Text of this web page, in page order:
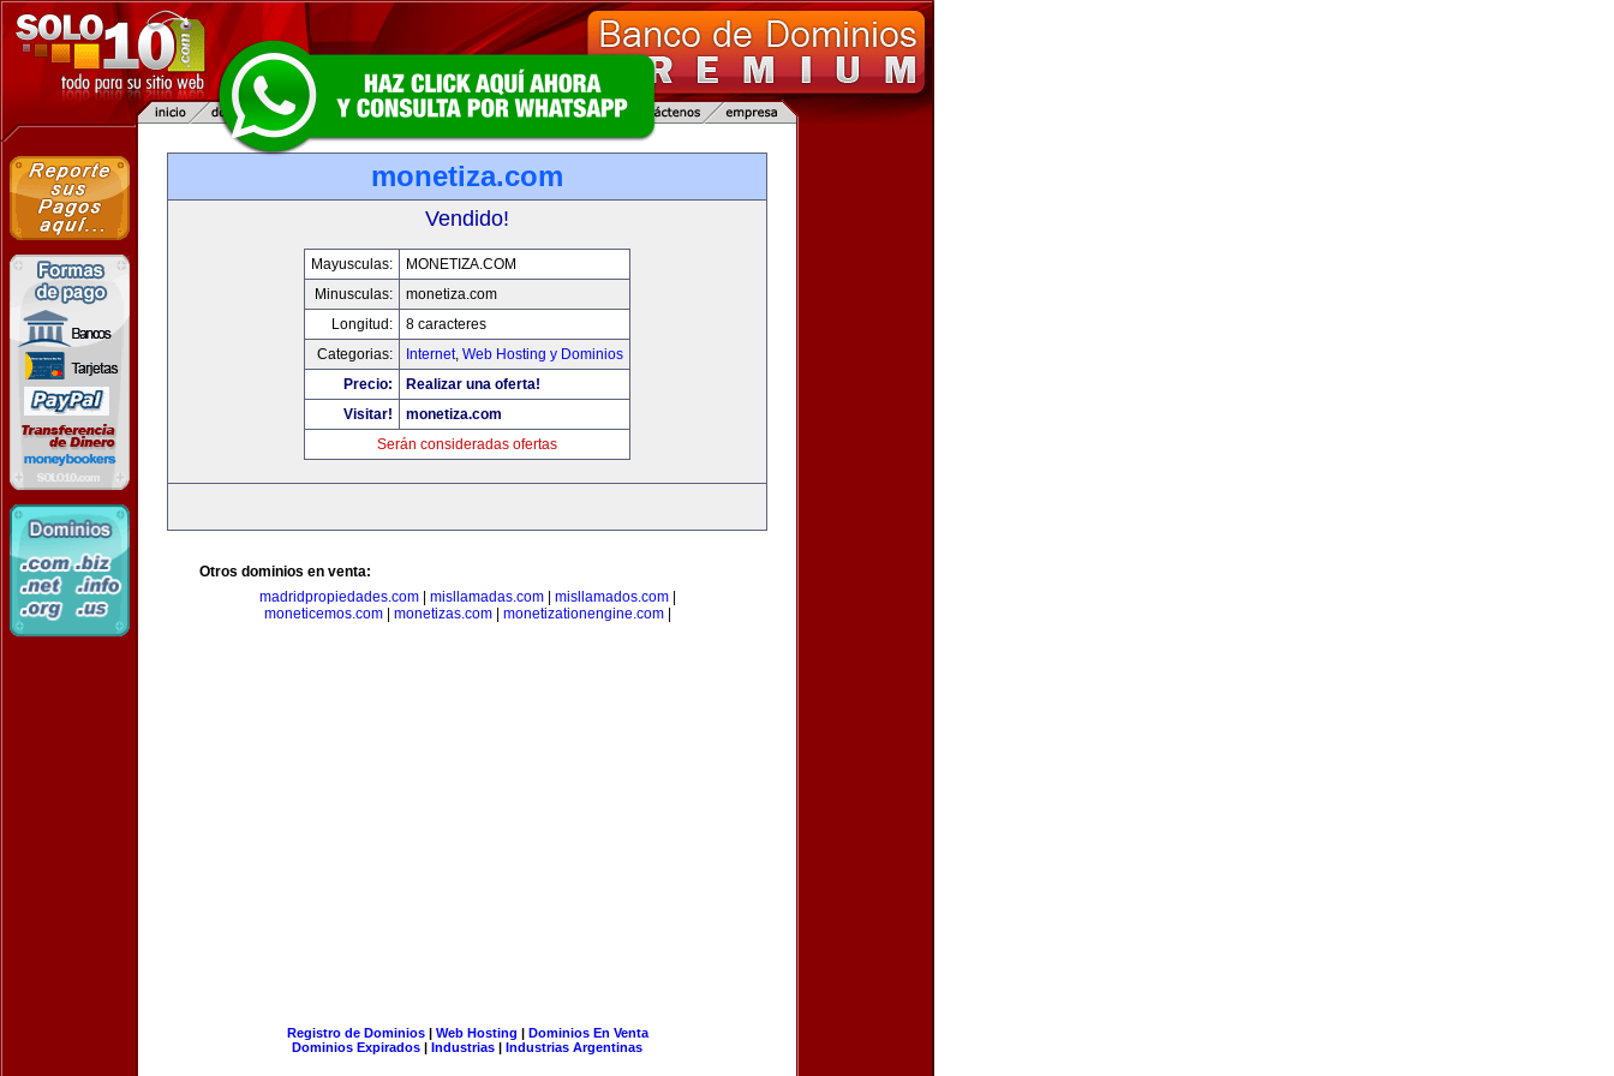
monetiza.com
Vendido!
Mayusculas:
MONETIZA.COM
Minusculas:
monetiza.com
Longitud:
8 caracteres
Categorias:
Internet, Web Hosting y Dominios
Precio:
Realizar una oferta!
Visitar!
monetiza.com
Serán consideradas ofertas
Otros dominios en venta:
madridpropiedades.com| misllamadas.com| misllamados.com|
moneticemos.com| monetizas.com| monetizationengine.com|
Registro de Dominios| Web Hosting | Dominios En Venta
Dominios Expirados | Industrias | Industrias Argentinas